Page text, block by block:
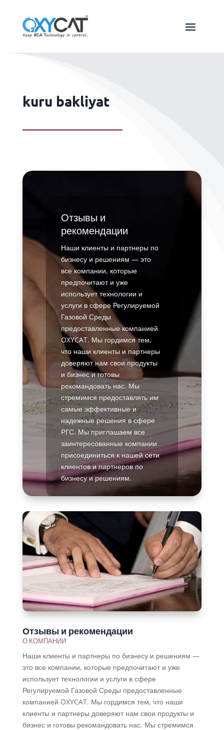
kuru bakliyat
Отзывы и
рекомендации
Наши клиенты и партнеры по
бизнесу и решениям — это
все компании, которые
предпочитают и уже
использует технологии и
услуги в сфере Регулируемой
Газовой Среды
предоставленные компанией
OXYCAT. Мы гордимся тем,
что наши клиенты и партнеры
доверяют нам свои продукты
и бизнес и готовы
рекомандовать нас. Мы
стремимся предоставлять им
самые эффективные и
надежные решения в сфере
РГС. Мы приглашаем все
заинтересованные компании
присоединиться к нашей сети
клиентов и партнеров по
бизнесу и решениям.
Подробнее
Отзывы и рекомендации
О КОМПАНИИ
Наши клиенты и партнеры по бизнесу и решениям —
это все компании, которые предпочитают и уже
использует технологии и услуги в сфере
Регулируемой Газовой Среды предоставленные
компанией OXYCAT. Мы гордимся тем, что наши
клиенты и партнеры доверяют нам свои продукты и
бизнес и готовы рекомандовать нас. Мы стремимся